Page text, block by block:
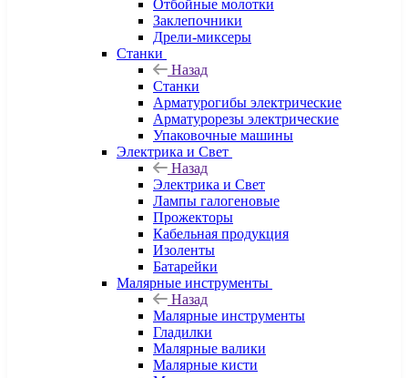
Отбойные молотки
Заклепочники
Дрели-миксеры
Станки
Назад
Станки
Арматурогибы электрические
Арматурорезы электрические
Упаковочные машины
Электрика и Свет
Назад
Электрика и Свет
Лампы галогеновые
Прожекторы
Кабельная продукция
Изоленты
Батарейки
Малярные инструменты
Назад
Малярные инструменты
Гладилки
Малярные валики
Малярные кисти